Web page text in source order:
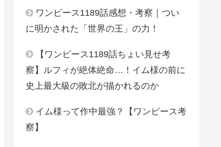
ワンピース1189話感想・考察｜つい
に明かされた「世界の王」の力！
【ワンピース1189話ちょい見せ考
察】ルフィが絶体絶命…！イム様の前に
史上最大級の敗北が描かれるのか
イム様って作中最強？【ワンピース考
察】